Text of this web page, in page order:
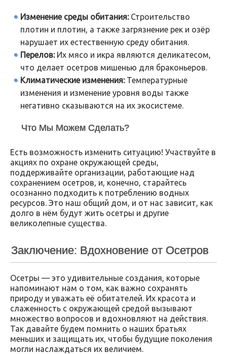
Изменение среды обитания:Строительство
плотин и плотин, а также загрязнение рек и озёр
нарушает их естественную среду обитания.
Перелов:Их мясо и икра являются деликатесом,
что делает осетров мишенью для браконьеров.
Климатические изменения:Температурные
изменения и изменение уровня воды также
негативно сказываются на их экосистеме.
Что Мы Можем Сделать?
Есть возможность изменить ситуацию! Участвуйте в
акциях по охране окружающей среды,
поддерживайте организации, работающие над
сохранением осетров, и, конечно, старайтесь
осознанно подходить к потреблению водных
ресурсов. Это наш общий дом, и от нас зависит, как
долго в нём будут жить осетры и другие
великолепные существа.
Заключение: Вдохновение от Осетров
Осетры — это удивительные создания, которые
напоминают нам о том, как важно сохранять
природу и уважать её обитателей. Их красота и
слаженность с окружающей средой вызывают
множество вопросов и вдохновляют на действия.
Так давайте будем помнить о наших братьях
меньших и защищать их, чтобы будущие поколения
могли наслаждаться их величием.